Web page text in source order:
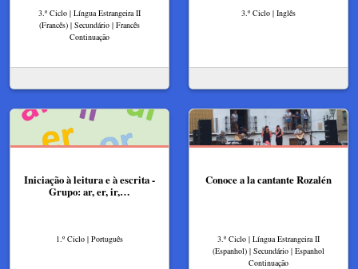
3.º Ciclo | Língua Estrangeira II
(Francês) | Secundário | Francês
Continuação
3.º Ciclo | Inglês
Iniciação à leitura e à escrita -
Grupo: ar, er, ir,…
1.º Ciclo | Português
Conoce a la cantante Rozalén
3.º Ciclo | Língua Estrangeira II
(Espanhol) | Secundário | Espanhol
Continuação